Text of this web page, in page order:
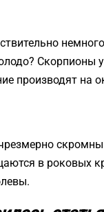
Скорпионы
производят на
скромны
в роковых